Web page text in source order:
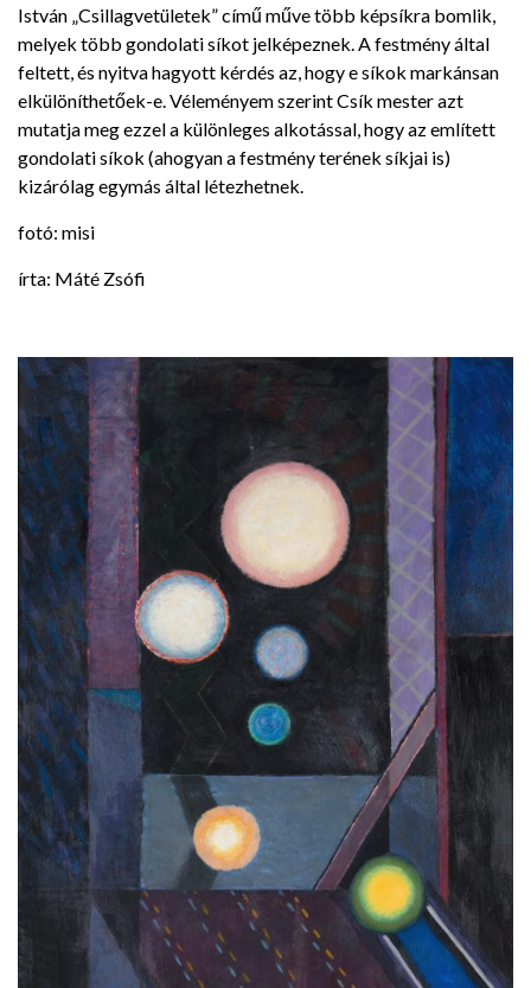
István „Csillagvetületek” című műve több képsíkra bomlik,
melyek több gondolati síkot jelképeznek. A festmény által
feltett, és nyitva hagyott kérdés az, hogy e síkok markánsan
elkülöníthetőek-e. Véleményem szerint Csík mester azt
mutatja meg ezzel a különleges alkotással, hogy az említett
gondolati síkok (ahogyan a festmény terének síkjai is)
kizárólag egymás által létezhetnek.
fotó: misi
írta: Máté Zsófi